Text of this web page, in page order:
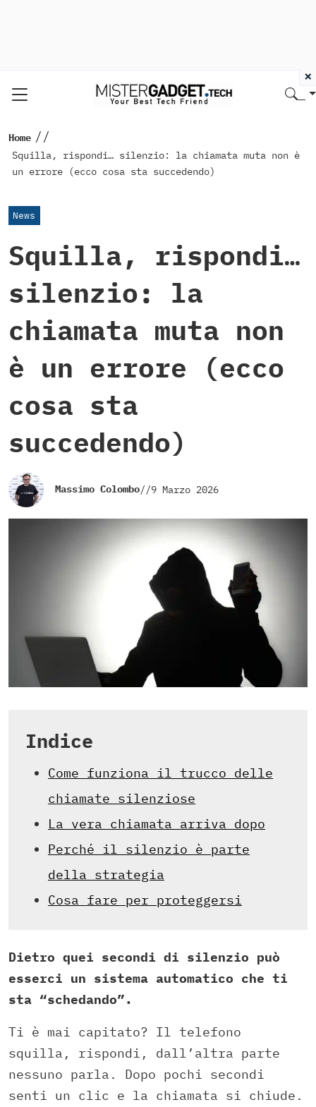
Home //
Squilla, rispondi… silenzio: la chiamata muta non è
un errore (ecco cosa sta succedendo)
News
Squilla, rispondi…
silenzio: la
chiamata muta non
è un errore (ecco
cosa sta
succedendo)
Massimo Colombo//9 Marzo 2026
Indice
Come funziona il trucco delle
chiamate silenziose
La vera chiamata arriva dopo
Perché il silenzio è parte
della strategia
Cosa fare per proteggersi
Dietro quei secondi di silenzio può
esserci un sistema automatico che ti
sta “schedando”.
Ti è mai capitato? Il telefono
squilla, rispondi, dall’altra parte
nessuno parla. Dopo pochi secondi
senti un clic e la chiamata si chiude.
×